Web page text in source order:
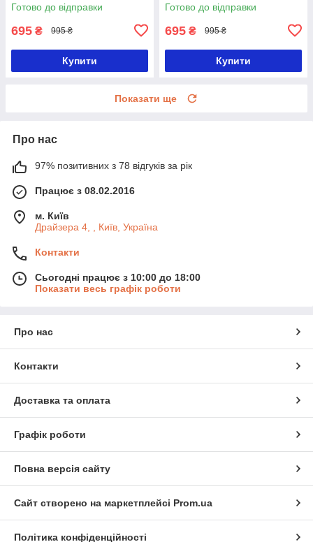
Готово до відправки
695 ₴ 995 ₴
Купити
Готово до відправки
695 ₴ 995 ₴
Купити
Показати ще
Про нас
97% позитивних з 78 відгуків за рік
Працює з 08.02.2016
м. Київ
Драйзера 4, , Київ, Україна
Контакти
Сьогодні працює з 10:00 до 18:00
Показати весь графік роботи
Про нас
Контакти
Доставка та оплата
Графік роботи
Повна версія сайту
Сайт створено на маркетплейсі Prom.ua
Політика конфіденційності